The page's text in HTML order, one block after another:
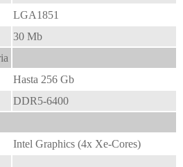
LGA1851
30 Mb
Hasta 256 Gb
DDR5-6400
Intel Graphics (4x Xe-Cores)